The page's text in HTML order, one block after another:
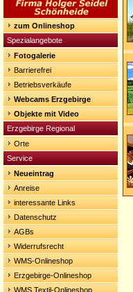
zum Onlineshop
Spezialangebote
Fotogalerie
Barrierefrei
Betriebsverkäufe
Webcams Erzgebirge
Objekte mit Video
Erzgebirge Regional
Orte
Service
Neueintrag
Anreise
interessante Links
Datenschutz
AGBs
Widerrufsrecht
WMS-Onlineshop
Erzgebirge-Onlineshop
WMS Textil-Onlineshop